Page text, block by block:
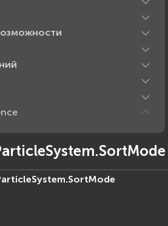
SortMode